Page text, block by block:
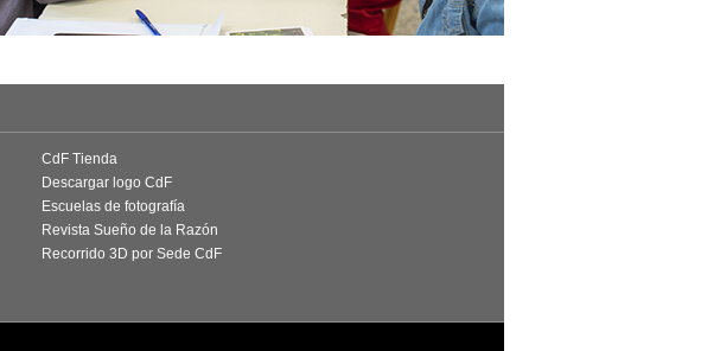
CdF Tienda
Descargar logo CdF
Escuelas de fotografía
Revista Sueño de la Razón
Recorrido 3D por Sede CdF